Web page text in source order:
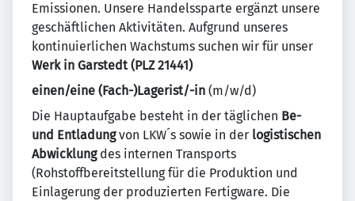
Emissionen. Unsere Handelssparte ergänzt unsere
geschäftlichen Aktivitäten. Aufgrund unseres
kontinuierlichen Wachstums suchen wir für unser
Werk in Garstedt (PLZ 21441)
einen/eine (Fach-)Lagerist/-in (m/w/d)
Die Hauptaufgabe besteht in der täglichen Be-
und Entladungvon LKW´s sowie in der logistischen
Abwicklungdes internen Transports
(Rohstoffbereitstellung für die Produktion und
Einlagerung der produzierten Fertigware. Die